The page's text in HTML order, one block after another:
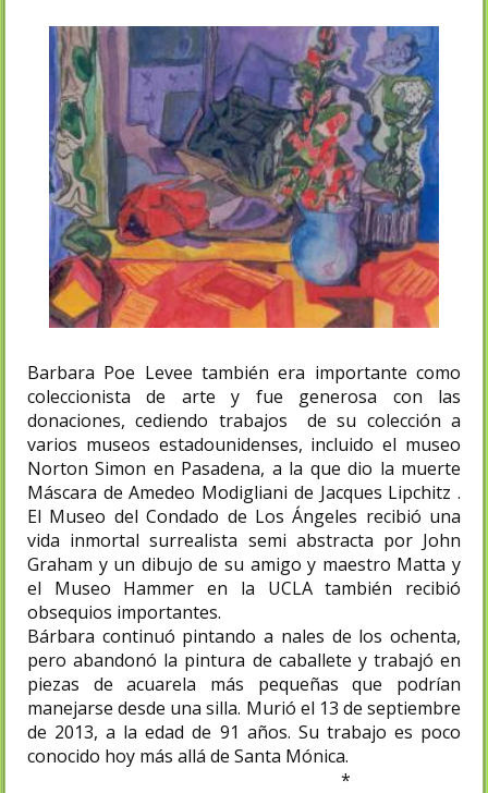
Barbara Poe Levee también era importante como
coleccionista de arte y fue generosa con las
donaciones, cediendo trabajos de su colección a
varios museos estadounidenses, incluido el museo
Norton Simon en Pasadena, a la que dio la muerte
Máscara de Amedeo Modigliani de Jacques Lipchitz .
El Museo del Condado de Los Ángeles recibió una
vida inmortal surrealista semi abstracta por John
Graham y un dibujo de su amigo y maestro Matta y
el Museo Hammer en la UCLA también recibió
obsequios importantes.
Bárbara continuó pintando a finales de los ochenta,
pero abandonó la pintura de caballete y trabajó en
piezas de acuarela más pequeñas que podrían
manejarse desde una silla. Murió el 13 de septiembre
de 2013, a la edad de 91 años. Su trabajo es poco
conocido hoy más allá de Santa Mónica.
*